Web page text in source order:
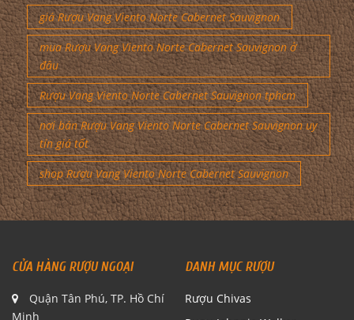
giá Rượu Vang Viento Norte Cabernet Sauvignon
mua Rượu Vang Viento Norte Cabernet Sauvignon ở
đâu
Rượu Vang Viento Norte Cabernet Sauvignon tphcm
nơi bán Rượu Vang Viento Norte Cabernet Sauvignon uy
tín giá tốt
shop Rượu Vang Viento Norte Cabernet Sauvignon
CỬA HÀNG RƯỢU NGOẠI
Quận Tân Phú, TP. Hồ Chí
Minh
DANH MỤC RƯỢU
Rượu Chivas